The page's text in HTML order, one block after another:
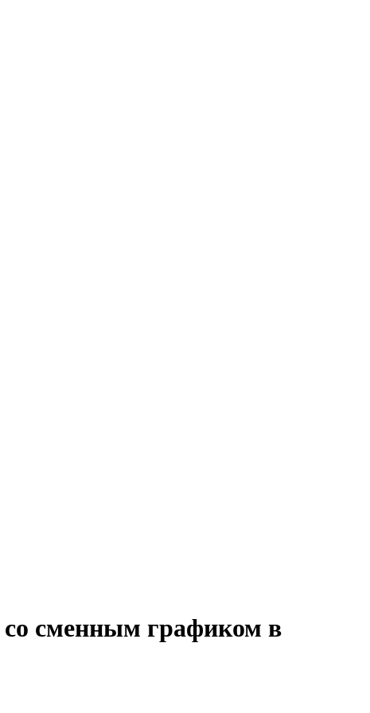
со сменным графиком в